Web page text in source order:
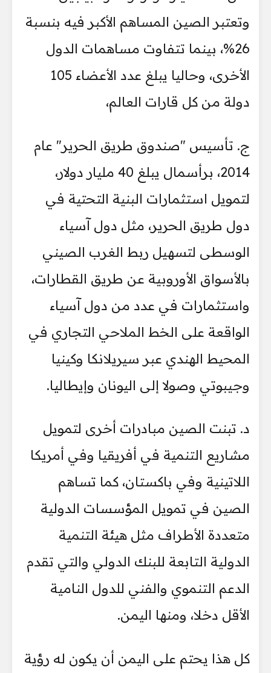
وتعتبر الصين المساهم الأكبر فيه بنسبة
26%، بينما تتفاوت مساهمات الدول
الأخرى، وحاليا يبلغ عدد الأعضاء 105
دولة من كل قارات العالم،
ج. تأسيس "صندوق طريق الحرير" عام
2014، برأسمال يبلغ 40 مليار دولار،
لتمويل استثمارات البنية التحتية في
دول طريق الحرير، مثل دول آسياء
الوسطى لتسهيل ربط الغرب الصيني
بالأسواق الأوروبية عن طريق القطارات،
واستثمارات في عدد من دول آسياء
الواقعة على الخط الملاحي التجاري في
المحيط الهندي عبر سيريلانكا وكينيا
وجيبوتي وصولا إلى اليونان وإيطاليا.
د. تبنت الصين مبادرات أخرى لتمويل
مشاريع التنمية في أفريقيا وفي أمريكا
اللاتينية وفي باكستان، كما تساهم
الصين في تمويل المؤسسات الدولية
متعددة الأطراف مثل هيئة التنمية
الدولية التابعة للبنك الدولي والتي تقدم
الدعم التنموي والفني للدول النامية
الأقل دخلا، ومنها اليمن.
كل هذا يحتم على اليمن أن يكون له رؤية